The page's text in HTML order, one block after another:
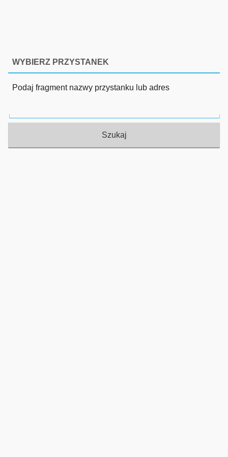
WYBIERZ PRZYSTANEK
Podaj fragment nazwy przystanku lub adres